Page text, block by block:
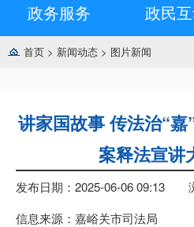
政务服务 政民
首页 > 新闻动态 > 图片新闻
讲家国故事 传法治“
案释法宣讲
发布日期：2025-06-06 09:13
信息来源：嘉峪关市司法局